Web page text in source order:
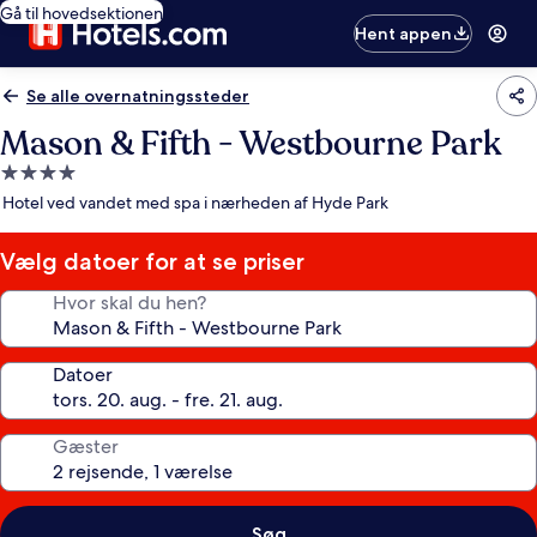
Gå til hovedsektionen
Hent appen
Se alle overnatningssteder
Mason & Fifth - Westbourne Park
4.0-
stjernet
Hotel ved vandet med spa i nærheden af Hyde Park
Vælg datoer for at se priser
Hvor skal du hen?
Datoer
Gæster